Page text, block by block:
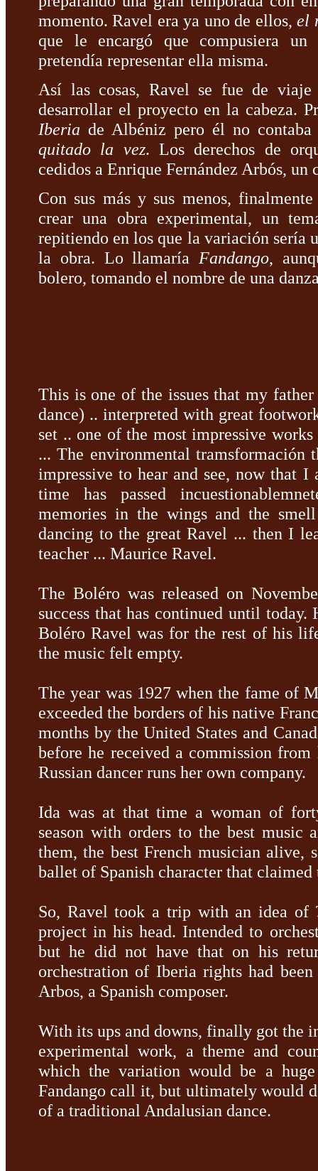
momento. Ravel era ya uno de ellos,el
que le encargó que compusiera
pretendía representar ella misma.
Así las cosas, Ravel se fue de
desarrollar el proyecto en la cabeza.
Iberia de Albéniz pero él no
quitado la vez. Los derechos de
cedidos a Enrique Fernández Arbós, un
Con sus más y sus menos,
crear una obra experimental, un
repitiendo en los que la variación sería
la obra. Lo llamaría Fandango,
bolero, tomando el nombre de una
This is one of the issues that my
dance) .. interpreted with great
set .. one of the most impressive
...The environmental
impressive to hear and see, now that
time has passed
memories in the wings and the
dancing to the great Ravel ... then I
teacher ... Maurice Ravel.
The Boléro was released on
success that has continued until today.
Boléro Ravel was for the rest of his
the music felt empty.
The year was 1927 when the fame of
exceeded the borders of his native
months by the United States and
before he received a commission
Russian dancer runs her own company.
Ida was at that time a woman of
season with orders to the best music
them, the best French musician alive,
ballet of Spanish character that claimed
So, Ravel took a trip with an idea of
project in his head. Intended to
but he did not have that on his
orchestration of Iberia rights had
Arbos, a Spanish composer.
With its ups and downs, finally got the
experimental work, a theme and
which the variation would be a
Fandango call it, but ultimately would
of a traditional Andalusian dance.